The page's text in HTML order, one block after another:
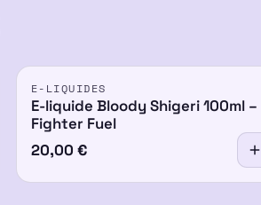
E-LIQUIDES
E-liquide Bloody Shigeri 100ml –
Fighter Fuel
20,00 €